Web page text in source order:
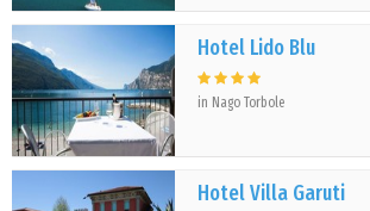
Hotel Lido Blu
in Nago Torbole
Hotel Villa Garuti